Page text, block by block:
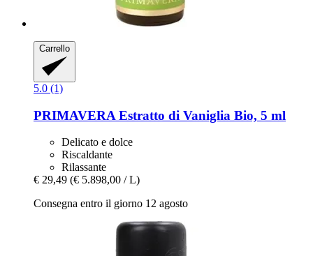
Carrello
5.0 (1)
PRIMAVERA Estratto di Vaniglia Bio, 5 ml
Delicato e dolce
Riscaldante
Rilassante
€ 29,49 (€ 5.898,00 / L)
Consegna entro il giorno 12 agosto